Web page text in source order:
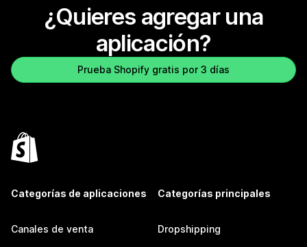
¿Quieres agregar una
aplicación?
Prueba Shopify gratis por 3 días
Categorías de aplicaciones
Canales de venta
Categorías principales
Dropshipping